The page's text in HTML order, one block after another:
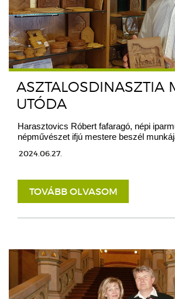
ASZTALOSDINASZTIA
UTÓDA
Harasztovics Róbert fafaragó, népi
népművészet ifjú mestere beszél
2024.06.27.
TOVÁBB OLVASOM